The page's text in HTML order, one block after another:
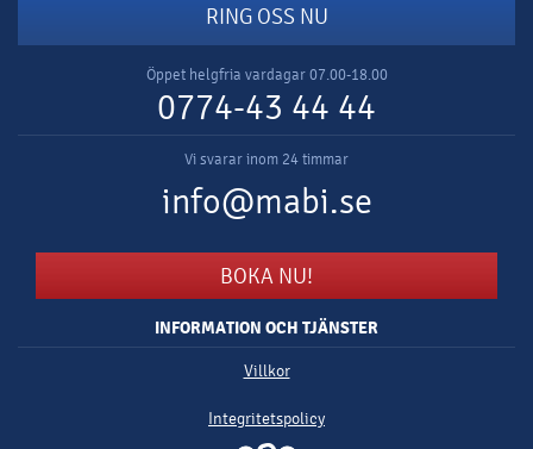
RING OSS NU
Öppet helgfria vardagar 07.00-18.00
0774-43 44 44
Vi svarar inom 24 timmar
info@mabi.se
BOKA NU!
INFORMATION OCH TJÄNSTER
Villkor
Integritetspolicy